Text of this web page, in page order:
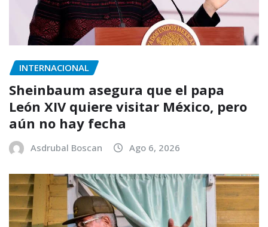
INTERNACIONAL
Sheinbaum asegura que el papa
León XIV quiere visitar México, pero
aún no hay fecha
Asdrubal Boscan Ago 6, 2026